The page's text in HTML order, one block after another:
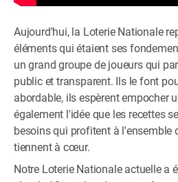
Aujourd'hui, la Loterie Nationale
éléments qui étaient ses
un grand groupe de joueurs qui
public et transparent. Ils le font
abordable, ils espèrent empocher
également l'idée que les recettes
besoins qui profitent à l'ensemble
tiennent à cœur.
Notre Loterie Nationale actuelle a